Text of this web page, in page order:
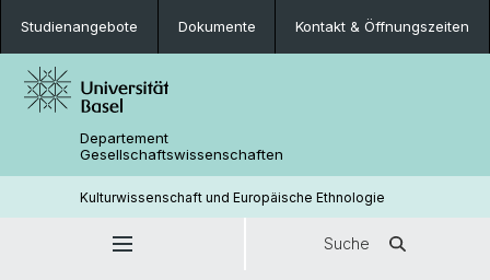
Studienangebote Dokumente Kontakt & Öffnungszeiten
Departement
Gesellschaftswissenschaften
Kulturwissenschaft und Europäische Ethnologie
Suche